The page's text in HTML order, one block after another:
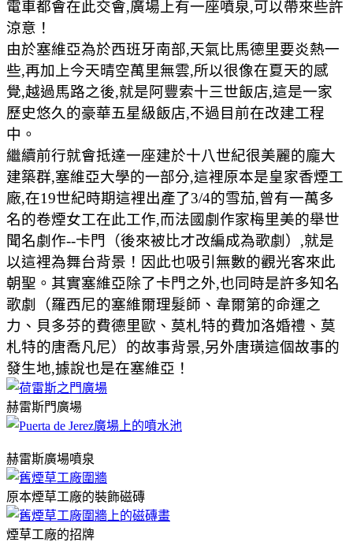
電車都會在此交會,廣場上有一座噴泉,可以帶來些許
涼意！
由於塞維亞為於西班牙南部,天氣比馬德里要炎熱一
些,再加上今天晴空萬里無雲,所以很像在夏天的感
覺,越過馬路之後,就是阿豐索十三世飯店,這是一家
歷史悠久的豪華五星級飯店,不過目前在改建工程
中。
繼續前行就會抵達一座建於十八世紀很美麗的龐大
建築群,塞維亞大學的一部分,這裡原本是皇家香煙工
廠,在19世紀時期這裡出產了3/4的雪茄,曾有一萬多
名的卷煙女工在此工作,而法國劇作家梅里美的舉世
聞名劇作--卡門（後來被比才改編成為歌劇）,就是
以這裡為舞台背景！因此也吸引無數的觀光客來此
朝聖。其實塞維亞除了卡門之外,也同時是許多知名
歌劇（羅西尼的塞維爾理髮師、韋爾第的命運之
力、貝多芬的費德里歐、莫札特的費加洛婚禮、莫
札特的唐喬凡尼）的故事背景,另外唐璜這個故事的
發生地,據說也是在塞維亞！
赫雷斯門廣場
赫雷斯廣場噴泉
原本煙草工廠的裝飾磁磚
煙草工廠的招牌